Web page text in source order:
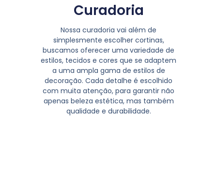
Curadoria
Nossa curadoria vai além de
simplesmente escolher cortinas,
buscamos oferecer uma variedade de
estilos, tecidos e cores que se adaptem
a uma ampla gama de estilos de
decoração. Cada detalhe é escolhido
com muita atenção, para garantir não
apenas beleza estética, mas também
qualidade e durabilidade.